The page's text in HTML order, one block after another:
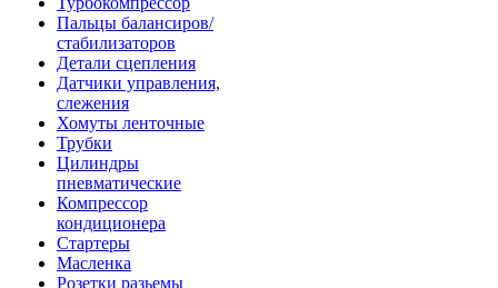
Пальцы балансиров/
стабилизаторов
Детали сцепления
Датчики управления,
слежения
Хомуты ленточные
Трубки
Цилиндры
пневматические
Компрессор
кондиционера
Стартеры
Масленка
Розетки разьемы